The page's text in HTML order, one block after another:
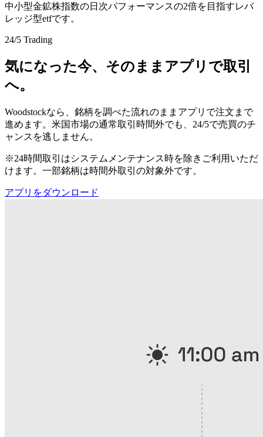
中小型金鉱株指数の日次パフォーマンスの2倍を目指すレバ
レッジ型etfです。
24/5 Trading
気になった今、そのままアプリで取引
へ。
Woodstockなら、銘柄を調べた流れのままアプリで注文まで
進めます。米国市場の通常取引時間外でも、24/5で売買のチ
ャンスを逃しません。
※24時間取引はシステムメンテナンス時を除きご利用いただ
けます。一部銘柄は時間外取引の対象外です。
アプリをダウンロード